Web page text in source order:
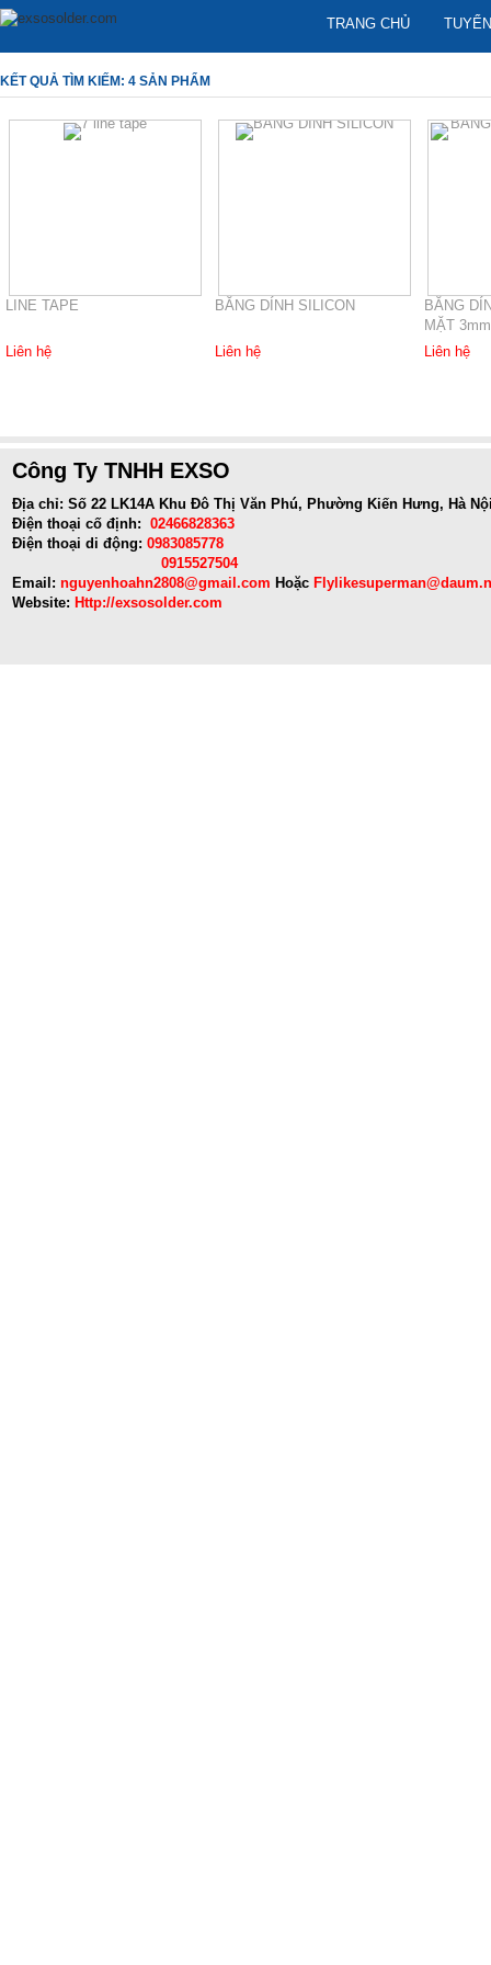
TRANG CHỦ
KẾT QUẢ TÌM KIẾM: 4 SẢN PHẨM
LINE TAPE
Liên hệ
BĂNG DÍNH SILICON
Liên hệ
BĂNG
MẶT 3mm
Liên hệ
Công Ty TNHH EXSO
Địa chỉ: Số 22 LK14A Khu Đô Thị Văn Phú, Phường Kiến Hưng, Hà
Điện thoại cố định: 02466828363
Điện thoại di động: 0983085778
0915527504
Email: nguyenhoahn2808@gmail.com Hoặc
Website: Http://exsosolder.com